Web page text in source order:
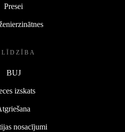
Presei
BUJ
izskats
nosacījumi